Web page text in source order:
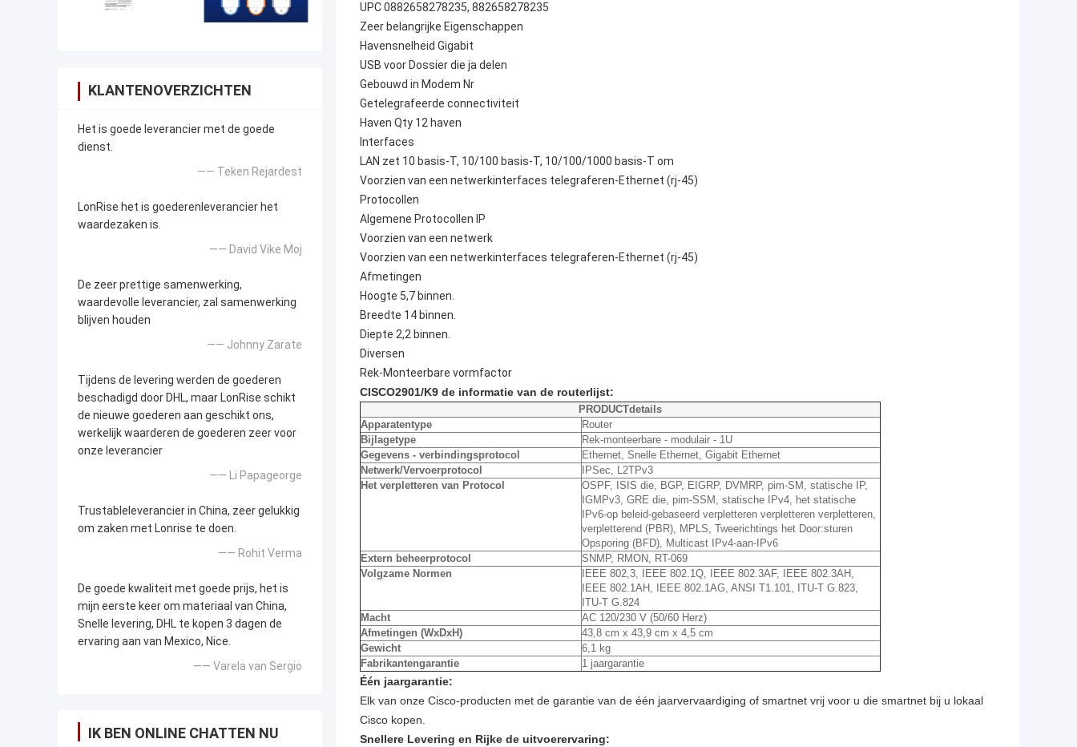
KLANTENOVERZICHTEN
Het is goede leverancier met de goede
dienst.
—— Teken Rejardest
LonRise het is goederenleverancier het
waardezaken is.
—— David Vike Moj
De zeer prettige samenwerking,
waardevolle leverancier, zal samenwerking
blijven houden
—— Johnny Zarate
Tijdens de levering werden de goederen
beschadigd door DHL, maar LonRise schikt
de nieuwe goederen aan geschikt ons,
werkelijk waarderen de goederen zeer voor
onze leverancier
—— Li Papageorge
Trustableleverancier in China, zeer gelukkig
om zaken met Lonrise te doen.
—— Rohit Verma
De goede kwaliteit met goede prijs, het is
mijn eerste keer om materiaal van China,
Snelle levering, DHL te kopen 3 dagen de
ervaring aan van Mexico, Nice.
—— Varela van Sergio
IK BEN ONLINE CHATTEN NU
UPC 0882658278235, 882658278235
Zeer belangrijke Eigenschappen
Havensnelheid Gigabit
USB voor Dossier die ja delen
Gebouwd in Modem Nr
Getelegrafeerde connectiviteit
Haven Qty 12 haven
Interfaces
LAN zet 10 basis-T, 10/100 basis-T, 10/100/1000 basis-T om
Voorzien van een netwerkinterfaces telegraferen-Ethernet (rj-45)
Protocollen
Algemene Protocollen IP
Voorzien van een netwerk
Voorzien van een netwerkinterfaces telegraferen-Ethernet (rj-45)
Afmetingen
Hoogte 5,7 binnen.
Breedte 14 binnen.
Diepte 2,2 binnen.
Diversen
Rek-Monteerbare vormfactor
CISCO2901/K9 de informatie van de routerlijst:
PRODUCTdetails
Apparatentype
Router
Bijlagetype
Rek-monteerbare - modulair - 1U
Gegevens - verbindingsprotocol
Ethernet, Snelle Ethernet, Gigabit Ethernet
Netwerk/Vervoerprotocol
IPSec, L2TPv3
Het verpletteren van Protocol
OSPF, ISIS die, BGP, EIGRP, DVMRP, pim-SM, statische IP,
IGMPv3, GRE die, pim-SSM, statische IPv4, het statische
IPv6-op beleid-gebaseerd verpletteren verpletteren verpletteren,
verpletterend (PBR), MPLS, Tweerichtings het Door:sturen
Opsporing (BFD), Multicast IPv4-aan-IPv6
Extern beheerprotocol
SNMP, RMON, RT-069
Volgzame Normen
IEEE 802,3, IEEE 802.1Q, IEEE 802.3AF, IEEE 802.3AH,
IEEE 802.1AH, IEEE 802.1AG, ANSI T1.101, ITU-T G.823,
ITU-T G.824
Macht
AC 120/230 V (50/60 Herz)
Afmetingen (WxDxH)
43,8 cm x 43,9 cm x 4,5 cm
Gewicht
6,1 kg
Fabrikantengarantie
1 jaargarantie
Één jaargarantie:
Elk van onze Cisco-producten met de garantie van de één jaarvervaardiging of smartnet vrij voor u die smartnet bij u lokaal
Cisco kopen.
Snellere Levering en Rijke de uitvoerervaring: